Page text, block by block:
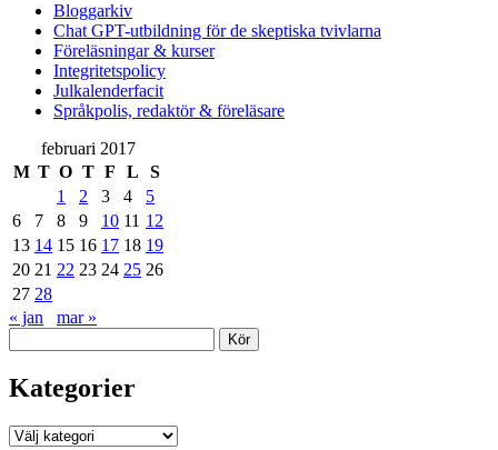
Bloggarkiv
Chat GPT-utbildning för de skeptiska tvivlarna
Föreläsningar & kurser
Integritetspolicy
Julkalenderfacit
Språkpolis, redaktör & föreläsare
Sidopanel
februari 2017
M T O T F L
S
1
2 3 4
5
6
7 8 9 10 11 12
13 14 15 16 17 18 19
20 21 22 23 24 25 26
27 28
« jan
mar »
Kategorier
Kategorier